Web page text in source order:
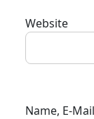
Website
Name, E-